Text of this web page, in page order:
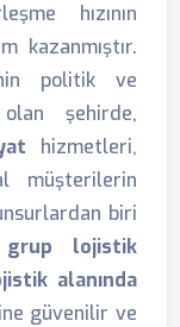
hızının
kazanmıştır.
politik ve
şehirde,
hizmetleri,
müşterilerin
biri
grup lojistik
alanında
güvenilir ve